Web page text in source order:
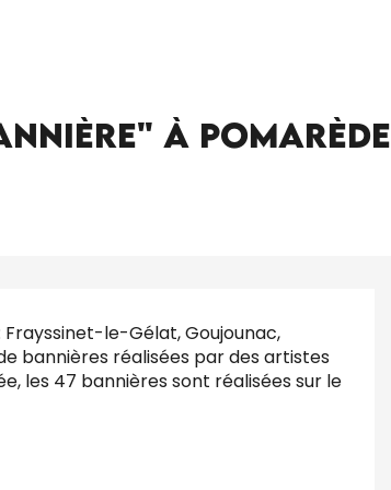
à Pomarède
Frayssinet-le-Gélat, Goujounac,
bannières réalisées par des artistes
les 47 bannières sont réalisées sur le